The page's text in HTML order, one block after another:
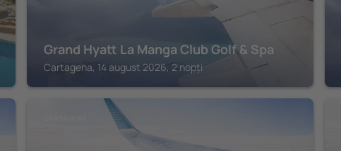
Grand Hyatt La Manga Club Golf & Spa
Cartagena, 14 august 2026, 2 nopți